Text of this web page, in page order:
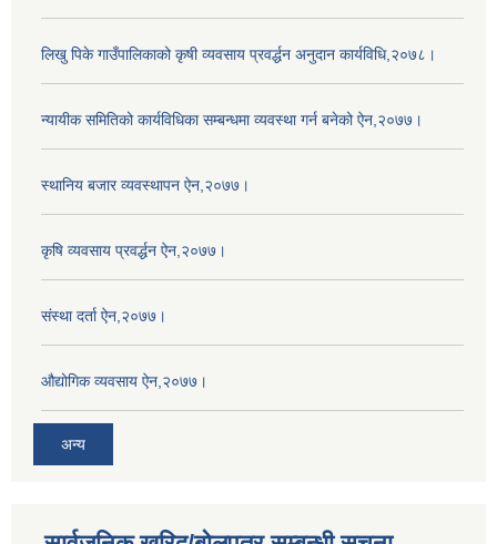
लिखु पिके गाउँपालिकाको कृषी व्यवसाय प्रवर्द्धन अनुदान कार्यविधि,२०७८।
न्यायीक समितिको कार्यविधिका सम्बन्धमा व्यवस्था गर्न बनेको ऐन,२०७७।
स्थानिय बजार व्यवस्थापन ऐन,२०७७।
कृषि व्यवसाय प्रवर्द्धन ऐन,२०७७।
संस्था दर्ता ऐन,२०७७।
औद्योगिक व्यवसाय ऐन,२०७७।
अन्य